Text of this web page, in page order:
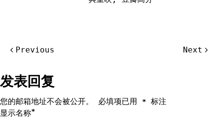
航
Previous Next
发表回复
您的邮箱地址不会被公开。 必填项已用 * 标注
显示名称*